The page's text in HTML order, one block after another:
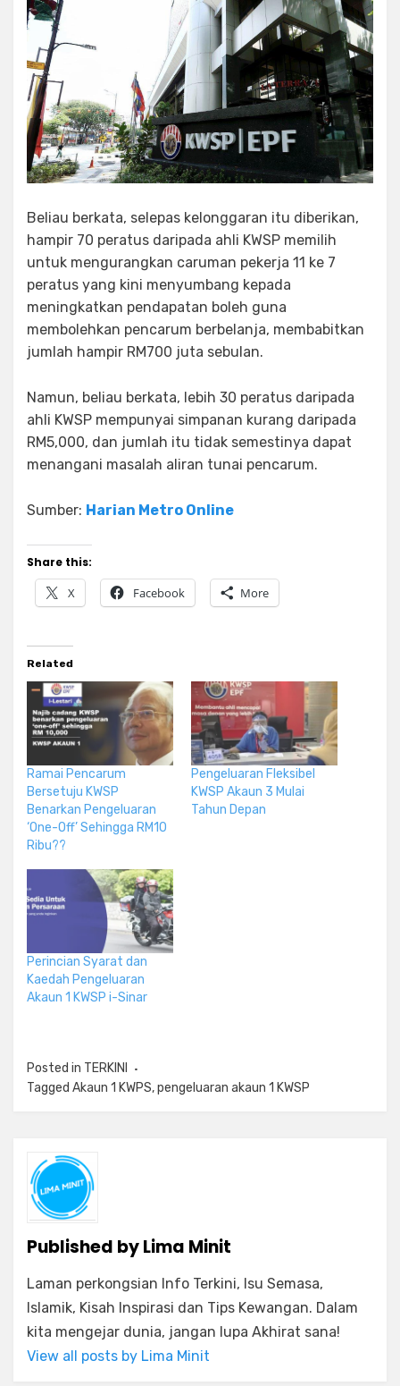
Beliau berkata, selepas kelonggaran itu diberikan,
hampir 70 peratus daripada ahli KWSP memilih
untuk mengurangkan caruman pekerja 11 ke 7
peratus yang kini menyumbang kepada
meningkatkan pendapatan boleh guna
membolehkan pencarum berbelanja, membabitkan
jumlah hampir RM700 juta sebulan.
Namun, beliau berkata, lebih 30 peratus daripada
ahli KWSP mempunyai simpanan kurang daripada
RM5,000, dan jumlah itu tidak semestinya dapat
menangani masalah aliran tunai pencarum.
Sumber: Harian Metro Online
Share this:
X Facebook More
Related
Ramai Pencarum
Bersetuju KWSP
Benarkan Pengeluaran
‘One-Off’ Sehingga RM10
Ribu??
Pengeluaran Fleksibel
KWSP Akaun 3 Mulai
Tahun Depan
Perincian Syarat dan
Kaedah Pengeluaran
Akaun 1 KWSP i-Sinar
Posted in TERKINI
Tagged Akaun 1 KWPS,pengeluaran akaun 1 KWSP
Published byLima Minit
Laman perkongsian Info Terkini, Isu Semasa,
Islamik, Kisah Inspirasi dan Tips Kewangan. Dalam
kita mengejar dunia, jangan lupa Akhirat sana!
View all posts by Lima Minit